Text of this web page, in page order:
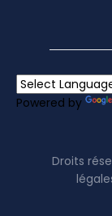
Powered by
Droits